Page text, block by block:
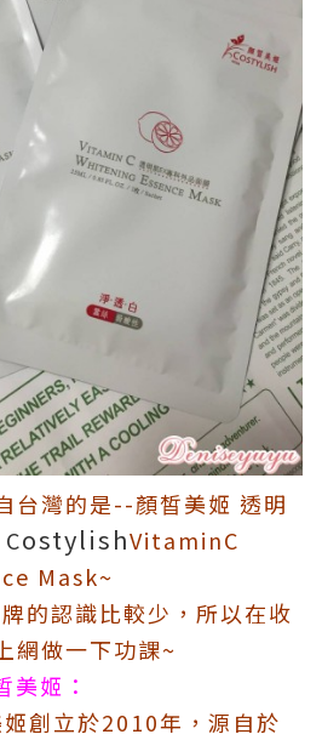
台灣的是--顏皙美姬 透明
CostylishVitaminC
Mask~
的認識比較少，所以在收
網做一下功課~
姬：
創立於2010年，源自於